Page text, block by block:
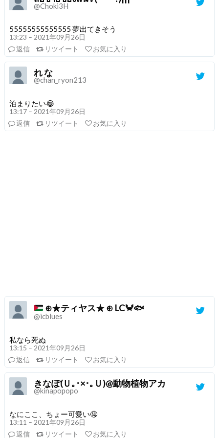
@Choki3H
55555555555555 夢出てきそう
13:23 – 2021年09月26日
返信
リツイート お気に入り
れ な
@chan_ryon213
泊まりたい😂
13:17 – 2021年09月26日
返信
リツイート お気に入り
⊕★ティヤス★ ⊕ LC🦀🐟
@icblues
私なら死ぬ
13:15 – 2021年09月26日
返信
リツイート お気に入り
きなぽ(Ｕ｡･×･｡Ｕ)@動物植物アカ
@kinapopopo
なにここ、ちょー可愛い🤤
13:11 – 2021年09月26日
返信
リツイート お気に入り